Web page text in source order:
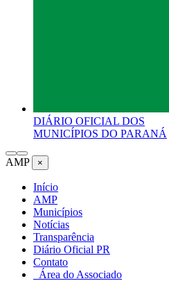
DIÁRIO OFICIAL DOS
MUNICÍPIOS DO PARANÁ
AMP ×
Início
AMP
Municípios
Notícias
Transparência
Diário Oficial PR
Contato
Área do Associado